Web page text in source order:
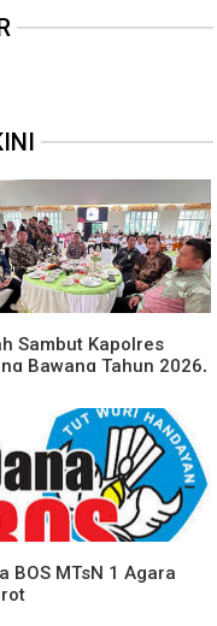
Sambut Kapolres
Bawang Tahun 2026,
untuk Menjaga
Daerah
BOS MTsN 1 Agara